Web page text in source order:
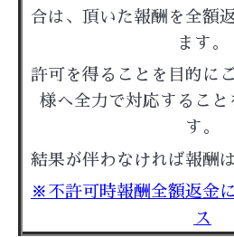
合は、 頂いた報酬を全額
ます。
許可を得ることを目的に
様へ全力で対応すること
す。
結果が伴わなければ報酬
※不許可時報酬全額返金
ス